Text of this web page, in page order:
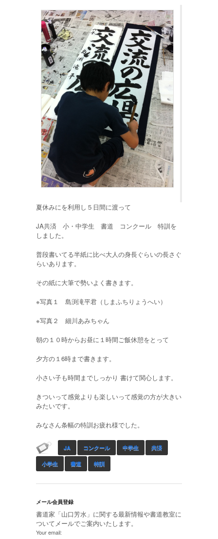
夏休みにを利用し５日間に渡って
JA共済 小・中学生 書道 コンクール 特訓を
しました。
普段書いてる半紙に比べ大人の身長ぐらいの長さぐ
らいあります。
その紙に大筆で勢いよく書きます。
※写真１ 島渕滝平君（しまふちりょうへい）
※写真２ 細川あみちゃん
朝の１０時からお昼に１時間ご飯休憩をとって
夕方の１6時まで書きます。
小さい子も時間までしっかり 書けて関心します。
きついって感覚よりも楽しいって感覚の方が大きい
みたいです。
みなさん条幅の特訓お疲れ様でした。
JA コンクール 中学生 共済
小学生 書道 特訓
メール会員登録
書道家「山口芳水」に関する最新情報や書道教室に
ついてメールでご案内いたします。
Your email: